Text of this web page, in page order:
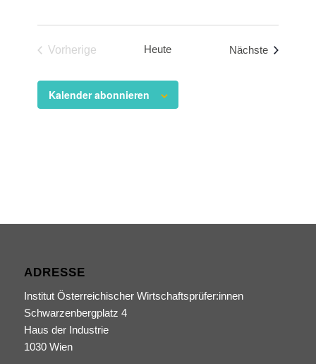
Vorherige
Heute Nächste
Kalender abonnieren
ADRESSE
Institut Österreichischer Wirtschaftsprüfer:innen
Schwarzenbergplatz 4
Haus der Industrie
1030 Wien